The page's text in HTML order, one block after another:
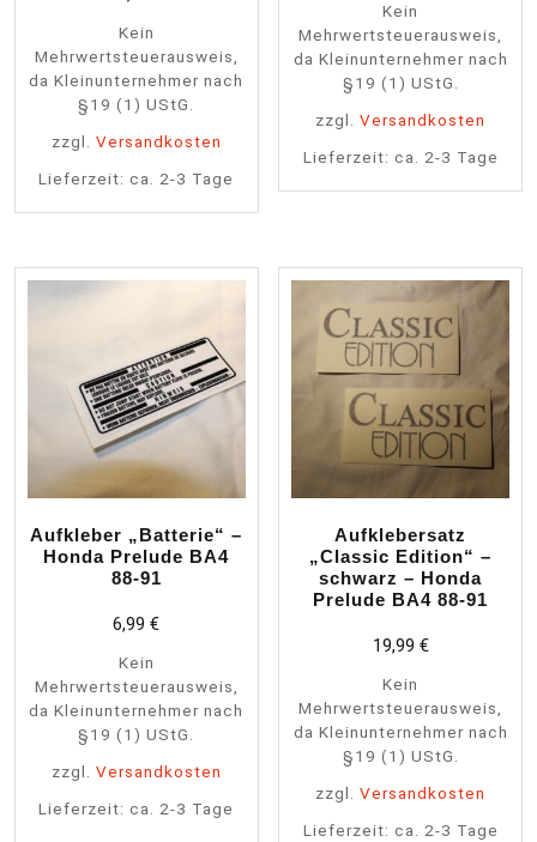
Kein
Mehrwertsteuerausweis,
da Kleinunternehmer nach
§19 (1) UStG.
zzgl. Versandkosten
Lieferzeit:ca. 2-3 Tage
Kein
Mehrwertsteuerausweis,
da Kleinunternehmer nach
§19 (1) UStG.
zzgl.Versandkosten
Lieferzeit: ca. 2-3 Tage
Aufkleber „Batterie“ –
Honda Prelude BA4
88-91
6,99€
Kein
Mehrwertsteuerausweis,
da Kleinunternehmer nach
§19 (1) UStG.
zzgl. Versandkosten
Lieferzeit:ca. 2-3 Tage
Aufklebersatz
„Classic Edition“ –
schwarz – Honda
Prelude BA4 88-91
19,99 €
Kein
Mehrwertsteuerausweis,
da Kleinunternehmer nach
§19 (1) UStG.
zzgl.Versandkosten
Lieferzeit: ca. 2-3 Tage